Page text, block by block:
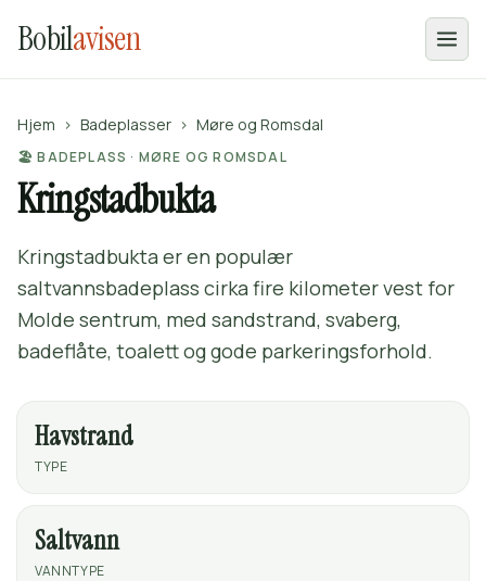
Bobilavisen
Hjem › Badeplasser › Møre og Romsdal
🏖️ BADEPLASS · MØRE OG ROMSDAL
Kringstadbukta
Kringstadbukta er en populær
saltvannsbadeplass cirka fire kilometer vest for
Molde sentrum, med sandstrand, svaberg,
badeflåte, toalett og gode parkeringsforhold.
Havstrand
TYPE
Saltvann
VANNTYPE